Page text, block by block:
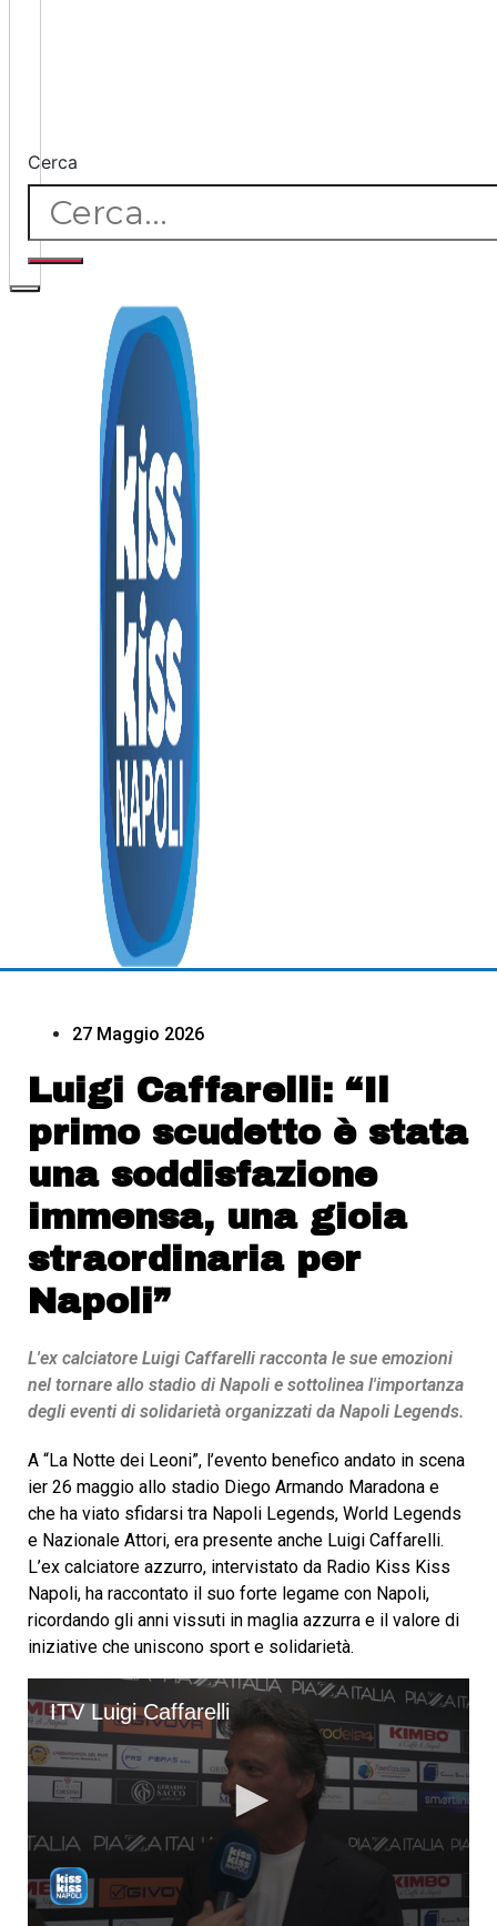
Cerca
27 Maggio 2026
Luigi Caffarelli: “Il
primo scudetto è stata
una soddisfazione
immensa, una gioia
straordinaria per
Napoli”
L'ex calciatore Luigi Caffarelli racconta le sue emozioni
nel tornare allo stadio di Napoli e sottolinea l'importanza
degli eventi di solidarietà organizzati da Napoli Legends.
A “La Notte dei Leoni”, l’evento benefico andato in scena
ier 26 maggio allo stadio Diego Armando Maradona e
che ha viato sfidarsi tra Napoli Legends, World Legends
e Nazionale Attori, era presente anche Luigi Caffarelli.
L’ex calciatore azzurro, intervistato da Radio Kiss Kiss
Napoli, ha raccontato il suo forte legame con Napoli,
ricordando gli anni vissuti in maglia azzurra e il valore di
iniziative che uniscono sport e solidarietà.
ITV Luigi Caffarelli